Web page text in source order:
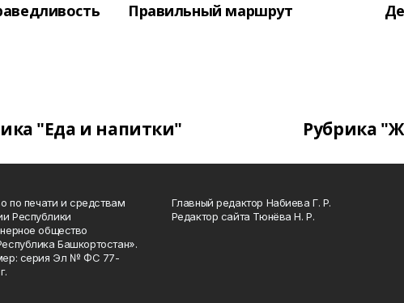
Правильный маршрут
"Еда и напитки" Рубрика
по печати и средствам
Республики
общество
Башкортостан».
серия Эл № ФС 77-
Главный редактор Набиева Г. Р.
Редактор сайта Тюнёва Н. Р.